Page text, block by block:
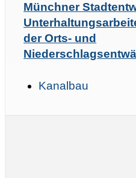
Münchner
der Orts- und
Kanalbau